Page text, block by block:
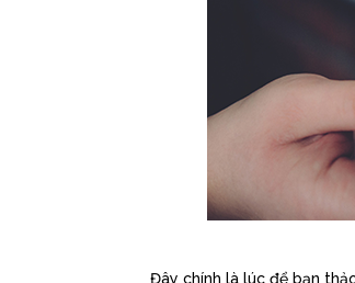
Đây chính là lúc để bạn